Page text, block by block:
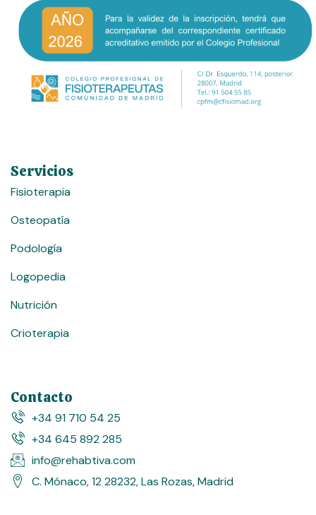
Servicios
Fisioterapia
Osteopatía
Podología
Logopedia
Nutrición
Crioterapia
Contacto
+34 91 710 54 25
+34 645 892 285
info@rehabtiva.com
C. Mónaco, 12 28232, Las Rozas, Madrid